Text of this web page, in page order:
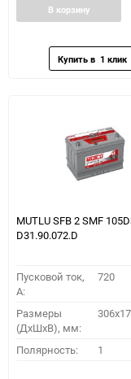
В корзину
MUTLU SFB 2 SMF
D31.90.072.D
Пусковой ток,
A:
720
Размеры
(ДхШхВ), мм:
Полярность: 1